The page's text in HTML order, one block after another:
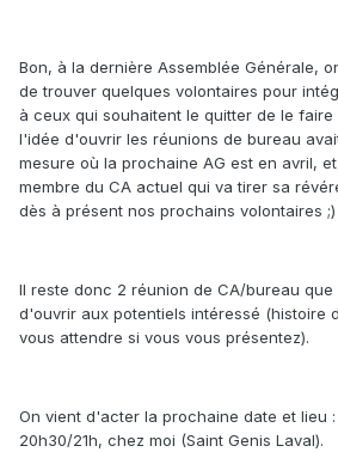
Bon, à la dernière Assemblée Générale,
de trouver quelques volontaires pour
à ceux qui souhaitent le quitter de le faire
l'idée d'ouvrir les réunions de bureau
mesure où la prochaine AG est en avril,
membre du CA actuel qui va tirer sa
dès à présent nos prochains volontaires ;)
Il reste donc 2 réunion de CA/bureau
d'ouvrir aux potentiels intéressé (histoire
vous attendre si vous vous présentez).
On vient d'acter la prochaine date et lieu
20h30/21h, chez moi (Saint Genis Laval).